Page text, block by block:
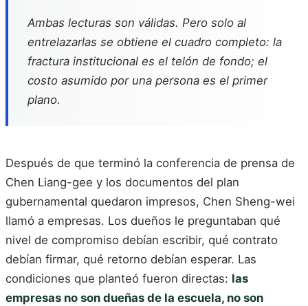
Ambas lecturas son válidas. Pero solo al
entrelazarlas se obtiene el cuadro completo: la
fractura institucional es el telón de fondo; el
costo asumido por una persona es el primer
plano.
Después de que terminó la conferencia de prensa de
Chen Liang-gee y los documentos del plan
gubernamental quedaron impresos, Chen Sheng-wei
llamó a empresas. Los dueños le preguntaban qué
nivel de compromiso debían escribir, qué contrato
debían firmar, qué retorno debían esperar. Las
condiciones que planteó fueron directas: las
empresas no son dueñas de la escuela, no son